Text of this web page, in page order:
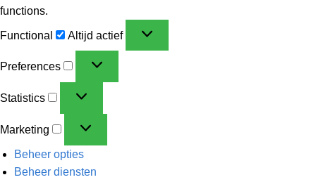
functions.
Functional Altijd actief
Preferences
Statistics
Marketing
Beheer opties
Beheer diensten